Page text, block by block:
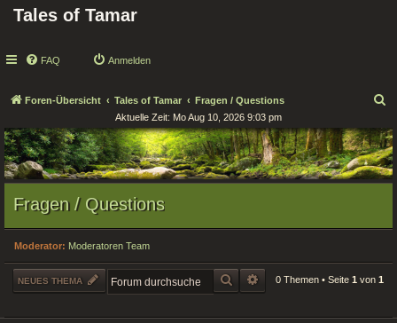
Tales of Tamar
FAQ Anmelden
Foren-Übersicht Tales of Tamar Fragen / Questions
c
h
e
Aktuelle Zeit: Mo Aug 10, 2026 9:03 pm
Fragen / Questions
Moderator: Moderatoren Team
NEUES THEMA SUCHE ERWEITERTE SUCHE
0 Themen • Seite 1 von 1